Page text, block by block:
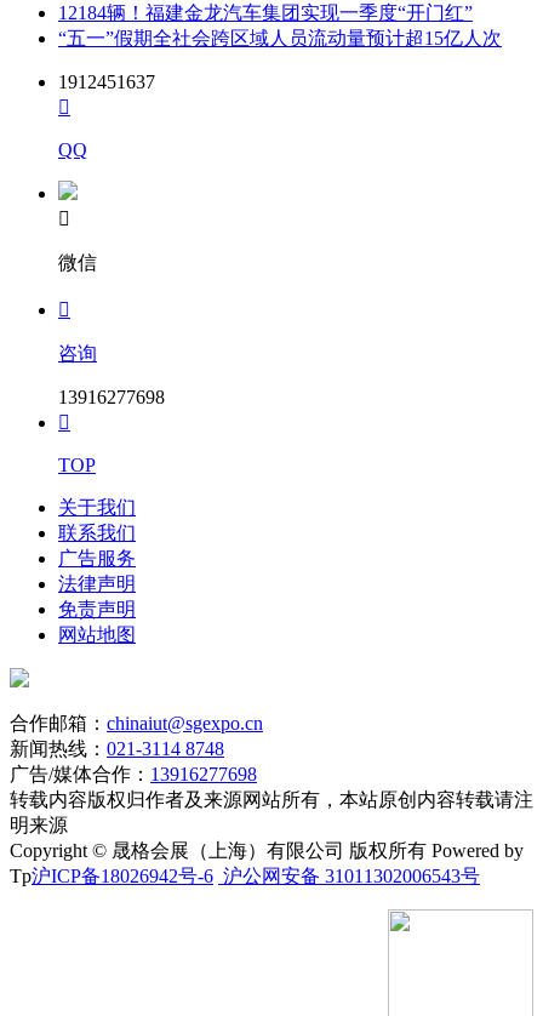
12184辆！福建金龙汽车集团实现一季度“开门红”
“五一”假期全社会跨区域人员流动量预计超15亿人次
1912451637

QQ

微信

咨询
13916277698

TOP
关于我们
联系我们
广告服务
法律声明
免责声明
网站地图
合作邮箱： chinaiut@sgexpo.cn
新闻热线： 021-3114 8748
广告/媒体合作： 13916277698
转载内容版权归作者及来源网站所有，本站原创内容转载请注
明来源
Copyright © 晟格会展（上海）有限公司 版权所有 Powered by
Tp沪ICP备18026942号-6 沪公网安备 31011302006543号